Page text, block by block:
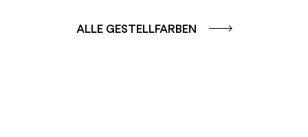
ALLE GESTELLFARBEN